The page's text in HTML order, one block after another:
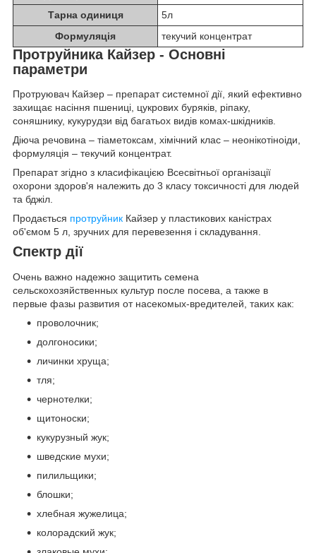
Тарна одиниця
5л
Формуляція
текучий концентрат
Протруйника Кайзер - Основні
параметри
Протруювач Кайзер – препарат системної дії, який ефективно
захищає насіння пшениці, цукрових буряків, ріпаку,
соняшнику, кукурудзи від багатьох видів комах-шкідників.
Діюча речовина – тіаметоксам, хімічний клас – неонікотіноіди,
формуляція – текучий концентрат.
Препарат згідно з класифікацією Всесвітньої організації
охорони здоров'я належить до 3 класу токсичності для людей
та бджіл.
Продається протруйник Кайзер у пластикових каністрах
об'ємом 5 л, зручних для перевезення і складування.
Спектр дії
Очень важно надежно защитить семена
сельскохозяйственных культур после посева, а также в
первые фазы развития от насекомых-вредителей, таких как:
проволочник;
долгоносики;
личинки хруща;
тля;
чернотелки;
щитоноски;
кукурузный жук;
шведские мухи;
пилильщики;
блошки;
хлебная жужелица;
колорадский жук;